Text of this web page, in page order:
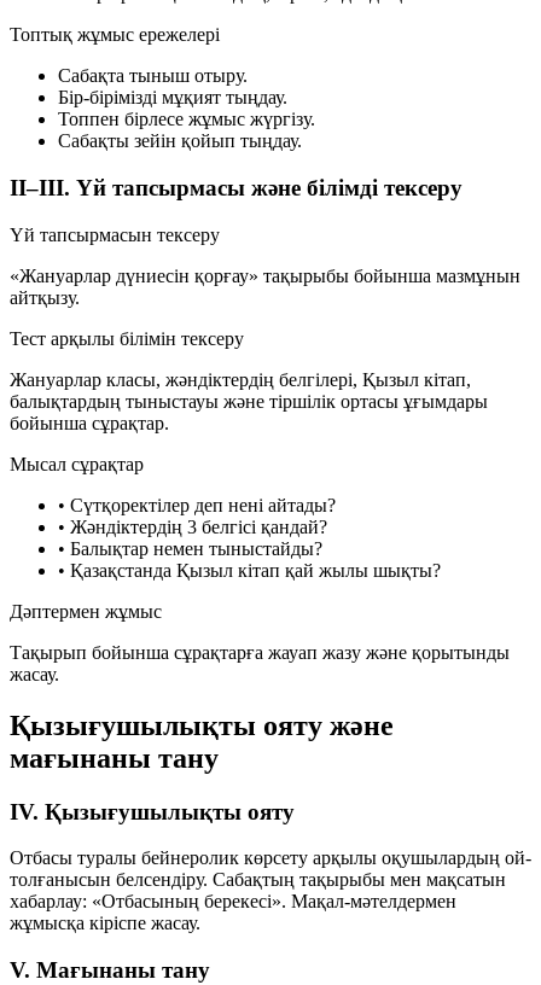
Топтық жұмыс ережелері
Сабақта тыныш отыру.
Бір-бірімізді мұқият тыңдау.
Топпен бірлесе жұмыс жүргізу.
Сабақты зейін қойып тыңдау.
ІІ–ІІІ. Үй тапсырмасы және білімді тексеру
Үй тапсырмасын тексеру
«Жануарлар дүниесін қорғау» тақырыбы бойынша мазмұнын
айтқызу.
Тест арқылы білімін тексеру
Жануарлар класы, жәндіктердің белгілері, Қызыл кітап,
балықтардың тыныстауы және тіршілік ортасы ұғымдары
бойынша сұрақтар.
Мысал сұрақтар
• Сүтқоректілер деп нені айтады?
• Жәндіктердің 3 белгісі қандай?
• Балықтар немен тыныстайды?
• Қазақстанда Қызыл кітап қай жылы шықты?
Дәптермен жұмыс
Тақырып бойынша сұрақтарға жауап жазу және қорытынды
жасау.
Қызығушылықты ояту және
мағынаны тану
IV. Қызығушылықты ояту
Отбасы туралы бейнеролик көрсету арқылы оқушылардың ой-
толғанысын белсендіру. Сабақтың тақырыбы мен мақсатын
хабарлау: «Отбасының берекесі». Мақал-мәтелдермен
жұмысқа кіріспе жасау.
V. Мағынаны тану